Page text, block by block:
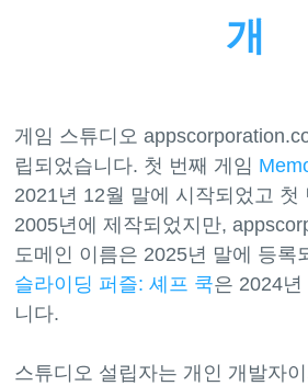
개
게임 스튜디오
립되었습니다. 첫 번째 게임
2021년 12월 말에 시작되었고 첫
2005년에 제작되었지만,
도메인 이름은 2025년 말에 등록
슬라이딩 퍼즐: 셰프 쿡은 2024
니다.
스튜디오 설립자는 개인 개발자